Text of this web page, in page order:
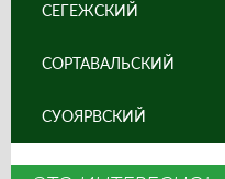
СЕГЕЖСКИЙ
СОРТАВАЛЬСКИЙ
СУОЯРВСКИЙ